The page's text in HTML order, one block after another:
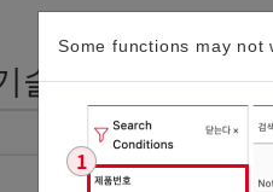
Some functions may not
술적 정보